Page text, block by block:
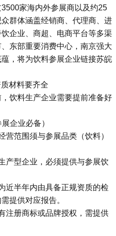
家海内外参展商以及约25
群体涵盖经销商、代理商、进
企业、商超、电商平台等多渠
东部重要消费中心，南京强大
，将为饮料参展企业链接苏皖
材料要齐全
饮料生产企业需要提前准备好
企业必备）
营范围须与参展品类（饮料）
产型企业，必须提供与参展饮
近半年内由具备正规资质的检
提供对应报告。
注册商标或品牌授权，需提供